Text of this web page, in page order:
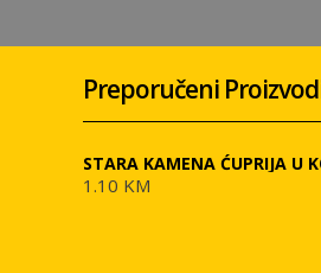
Preporučeni
STARA KAMENA ĆUPRIJA U
1.10 KM